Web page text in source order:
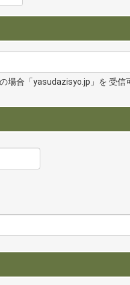
場合「yasudazisyo.jp」を 受信